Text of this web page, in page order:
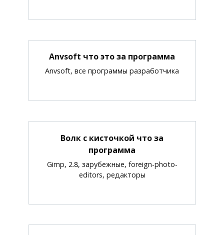
Anvsoft что это за программа
Anvsoft, все программы разработчика
Волк с кисточкой что за
программа
Gimp, 2.8, зарубежные, foreign-photo-
editors, редакторы